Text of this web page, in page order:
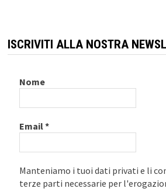
ISCRIVITI ALLA NOSTRA
Nome
Email*
Manteniamo i tuoi dati privati e li
terze parti necessarie per